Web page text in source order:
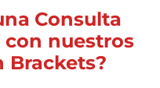
Consulta
con nuestros
Brackets?